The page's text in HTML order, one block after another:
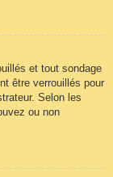
et tout sondage
être verrouillés pour
Selon les
ou non